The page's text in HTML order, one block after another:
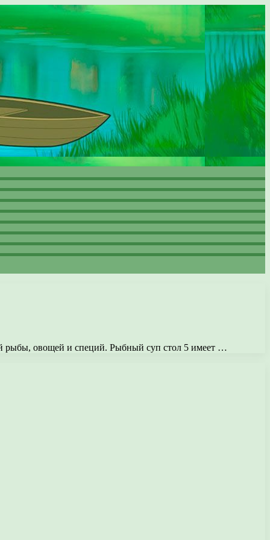
рыбы, овощей и специй. Рыбный суп стол 5 имеет …